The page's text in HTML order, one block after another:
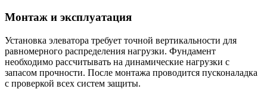
Монтаж и эксплуатация
Установка элеватора требует точной вертикальности для
равномерного распределения нагрузки. Фундамент
необходимо рассчитывать на динамические нагрузки с
запасом прочности. После монтажа проводится пусконаладка
с проверкой всех систем защиты.